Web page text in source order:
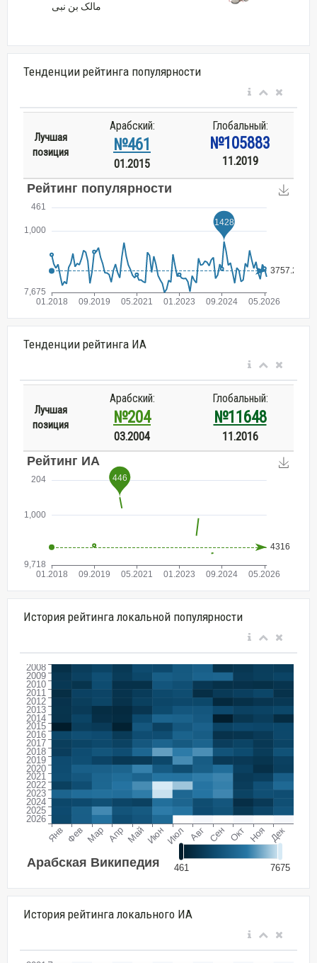
مالک بن نبی
Тенденции рейтинга популярности
Лучшая
позиция
Арабский:
№461
01.2015
Глобальный:
№105883
11.2019
Тенденции рейтинга ИА
Лучшая
позиция
Арабский:
№204
03.2004
Глобальный:
№11648
11.2016
История рейтинга локальной популярности
История рейтинга локального ИА